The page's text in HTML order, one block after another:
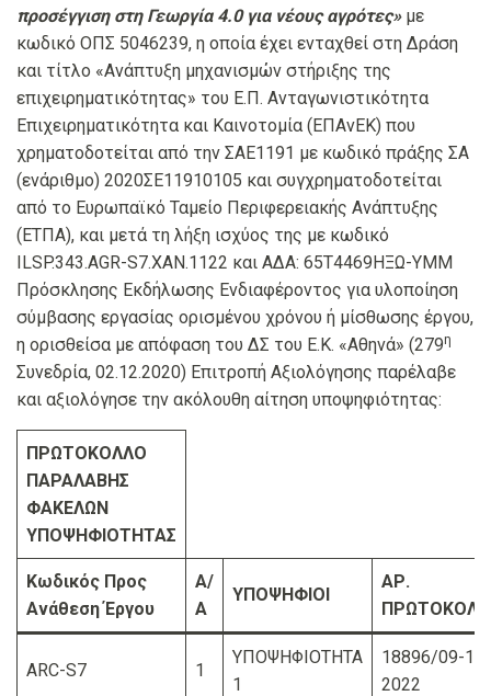
προσέγγιση στη Γεωργία 4.0 για νέους αγρότες» με
κωδικό ΟΠΣ 5046239, η οποία έχει ενταχθεί στη Δράση
και τίτλο «Ανάπτυξη μηχανισμών στήριξης της
επιχειρηματικότητας» του Ε.Π. Ανταγωνιστικότητα
Επιχειρηματικότητα και Καινοτομία (ΕΠΑνΕΚ) που
χρηματοδοτείται από την ΣΑΕ1191 με κωδικό πράξης ΣΑ
(ενάριθμο) 2020ΣΕ11910105 και συγχρηματοδοτείται
από το Ευρωπαϊκό Ταμείο Περιφερειακής Ανάπτυξης
(ΕΤΠΑ), και μετά τη λήξη ισχύος της με κωδικό
ILSP.343.AGR-S7.XAN.1122 και ΑΔΑ: 65Τ4469ΗΞΩ-ΥΜΜ
Πρόσκλησης Εκδήλωσης Ενδιαφέροντος για υλοποίηση
σύμβασης εργασίας ορισμένου χρόνου ή μίσθωσης έργου,
η ορισθείσα με απόφαση του ΔΣ του Ε.Κ. «Αθηνά» (279η
Συνεδρία, 02.12.2020) Επιτροπή Αξιολόγησης παρέλαβε
και αξιολόγησε την ακόλουθη αίτηση υποψηφιότητας:
ΠΡΩΤΟΚΟΛΛΟ
ΠΑΡΑΛΑΒΗΣ
ΦΑΚΕΛΩΝ
ΥΠΟΨΗΦΙΟΤΗΤΑΣ
Κωδικός Προς
Ανάθεση Έργου
Α/
Α
ΥΠΟΨΗΦΙΟΙ
ΑΡ.
ARC-S7 1
ΥΠΟΨΗΦΙΟΤΗΤΑ
1
18896/09-12-
2022